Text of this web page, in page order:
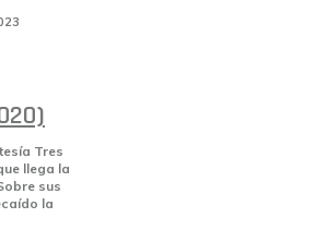
Tres
llega la
sus
la